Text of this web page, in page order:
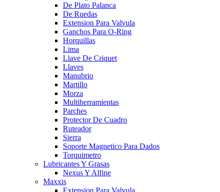
De Plato Palanca
De Ruedas
Extension Para Valvula
Ganchos Para O-Ring
Horquillas
Lima
Llave De Criquet
Llaves
Manubrio
Martillo
Morza
Multiherramientas
Parches
Protector De Cuadro
Ruteador
Sierra
Soporte Magnetico Para Dados
Torquimetro
Lubricantes Y Grasas
Nexus Y Alfine
Maxxis
Extension Para Valvula